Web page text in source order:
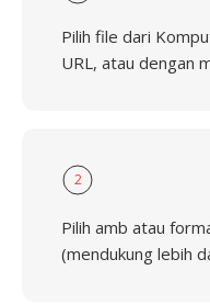
Pilih file dari
URL, atau dengan
2
Pilih amb atau
(mendukung lebih